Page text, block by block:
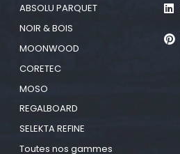
ABSOLU PARQUET
NOIR & BOIS
MOONWOOD
CORETEC
MOSO
REGALBOARD
SELEKTA REFINE
Toutes nos gammes